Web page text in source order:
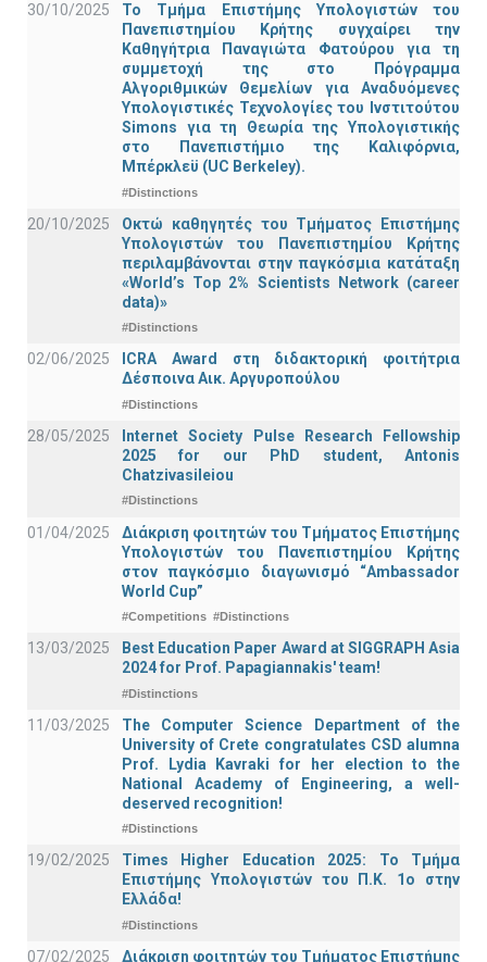
30/10/2025
Το Τμήμα Επιστήμης Υπολογιστών του
Πανεπιστημίου Κρήτης συγχαίρει την
Καθηγήτρια Παναγιώτα Φατούρου για τη
συμμετοχή της στο Πρόγραμμα
Αλγοριθμικών Θεμελίων για Αναδυόμενες
Υπολογιστικές Τεχνολογίες του Ινστιτούτου
Simons για τη Θεωρία της Υπολογιστικής
στο Πανεπιστήμιο της Καλιφόρνια,
Μπέρκλεϋ (UC Berkeley).
#Distinctions
20/10/2025
Οκτώ καθηγητές του Τμήματος Επιστήμης
Υπολογιστών του Πανεπιστημίου Κρήτης
περιλαμβάνονται στην παγκόσμια κατάταξη
«World’s Top 2% Scientists Network (career
data)»
#Distinctions
02/06/2025
ICRA Award στη διδακτορική φοιτήτρια
Δέσποινα Αικ. Αργυροπούλου
#Distinctions
28/05/2025
Internet Society Pulse Research Fellowship
2025 for our PhD student, Antonis
Chatzivasileiou
#Distinctions
01/04/2025
Διάκριση φοιτητών του Τμήματος Επιστήμης
Υπολογιστών του Πανεπιστημίου Κρήτης
στον παγκόσμιο διαγωνισμό “Ambassador
World Cup”
#Competitions #Distinctions
13/03/2025
Best Education Paper Award at SIGGRAPH Asia
2024 for Prof. Papagiannakis' team!
#Distinctions
11/03/2025
The Computer Science Department of the
University of Crete congratulates CSD alumna
Prof. Lydia Kavraki for her election to the
National Academy of Engineering, a well-
deserved recognition!
#Distinctions
19/02/2025
Times Higher Education 2025: Το Τμήμα
Επιστήμης Υπολογιστών του Π.Κ. 1ο στην
Ελλάδα!
#Distinctions
07/02/2025
Διάκριση φοιτητών του Τμήματος Επιστήμης